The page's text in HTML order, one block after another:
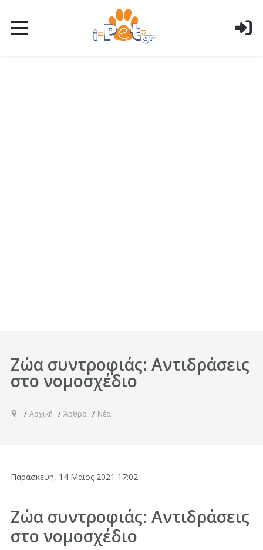
Ζώα συντροφιάς: Αντιδράσεις
στο νομοσχέδιο
Αρχική Άρθρα Νέα
Παρασκευή, 14 Μαϊος 2021 17:02
Ζώα συντροφιάς: Αντιδράσεις
στο νομοσχέδιο